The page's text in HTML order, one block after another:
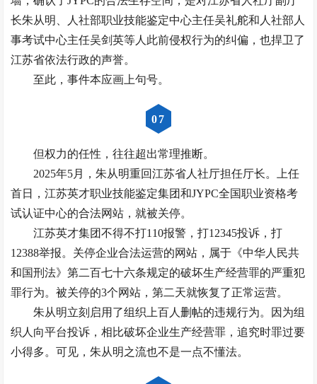
长朱从明、人社部职业技能鉴定中心主任吴礼舵和人社部人
事考试中心主任吴剑英等人此前侵权行为的纠偏，也捍卫了
江苏省依法行政的声誉。
至此，事件本应画上句号。
07
但权力的任性，往往超出常理推断。
2025年5月，朱从明重回江苏省人社厅担任厅长。上任
首日，江苏英才职业技能鉴定集团和JYPC全国职业资格考
试认证中心的合法网站，就被关停。
江苏英才集团不得不打110报警，打12345投诉，打
12388举报。关停企业合法运营的网站，属于《中华人民共
和国刑法》第二百七十六条规定的破坏生产经营罪的严重犯
罪行为。被关停的3个网站，第二天就恢复了正常运营。
朱从明立刻启用了组织上百人删帖的违规行为。因为组
织人向平台投诉，相比破坏企业生产经营罪，追究时罪过要
小得多。可见，朱从明之流也不是一点不懂法。